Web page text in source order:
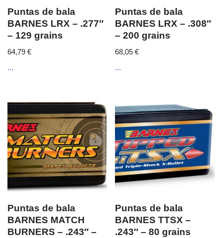
Puntas de bala
BARNES LRX – .277″
– 129 grains
64,79 €
...
Puntas de bala
BARNES LRX – .308″
– 200 grains
68,05€
...
Puntas de bala
BARNES MATCH
BURNERS – .243″ –
Puntas de bala
BARNES TTSX –
.243″ – 80 grains